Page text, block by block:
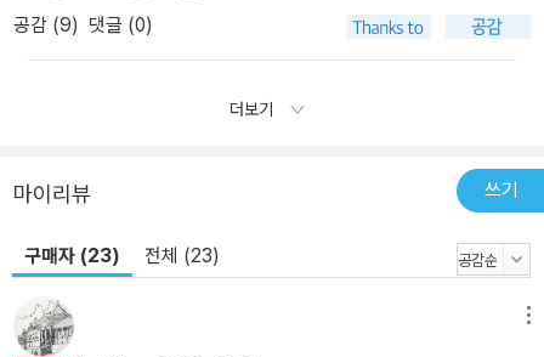
공감 (9) 댓글 (0)
더보기
마이리뷰 쓰기
구매자 (23) 전체 (23)